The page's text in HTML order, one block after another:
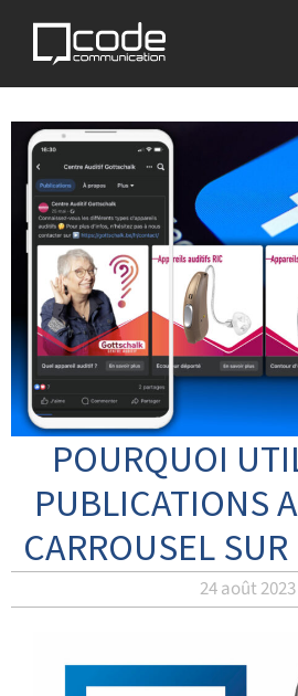
POURQUOI
PUBLICATIONS
CARROUSEL
24 août 2023